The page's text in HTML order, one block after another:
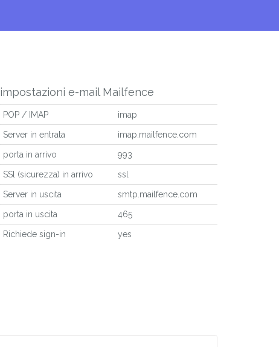
impostazioni e-mail Mailfence
POP / IMAP imap
Server in entrata imap.mailfence.com
porta in arrivo 993
SSl (sicurezza) in arrivo ssl
Server in uscita smtp.mailfence.com
porta in uscita 465
Richiede sign-in yes